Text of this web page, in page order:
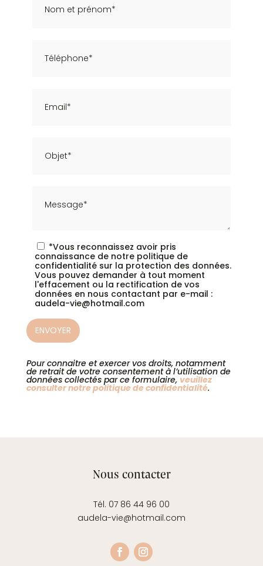
*Vous reconnaissez avoir pris
connaissance de notre politique de
confidentialité sur la protection des données.
Vous pouvez demander à tout moment
l'effacement ou la rectification de vos
données en nous contactant par e-mail :
audela-vie@hotmail.com
Pour connaitre et exercer vos droits, notamment
de retrait de votre consentement à l’utilisation de
données collectés par ce formulaire, veuillez
consulter notre politique de confidentialité.
Nous contacter
Tél. 07 86 44 96 00
audela-vie@hotmail.com